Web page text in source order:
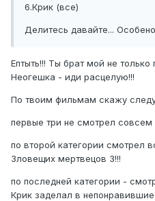
6.Крик (все)
Делитесь давайте...
Ептыть!!! Ты брат мой не
Неогешка - иди расцелую!!!
По твоим фильмам скажу
первые три не смотрел совсем
по второй категории смотрел
Зловещих мертвецов 3!!!
по последней категории -
Крик заделал в